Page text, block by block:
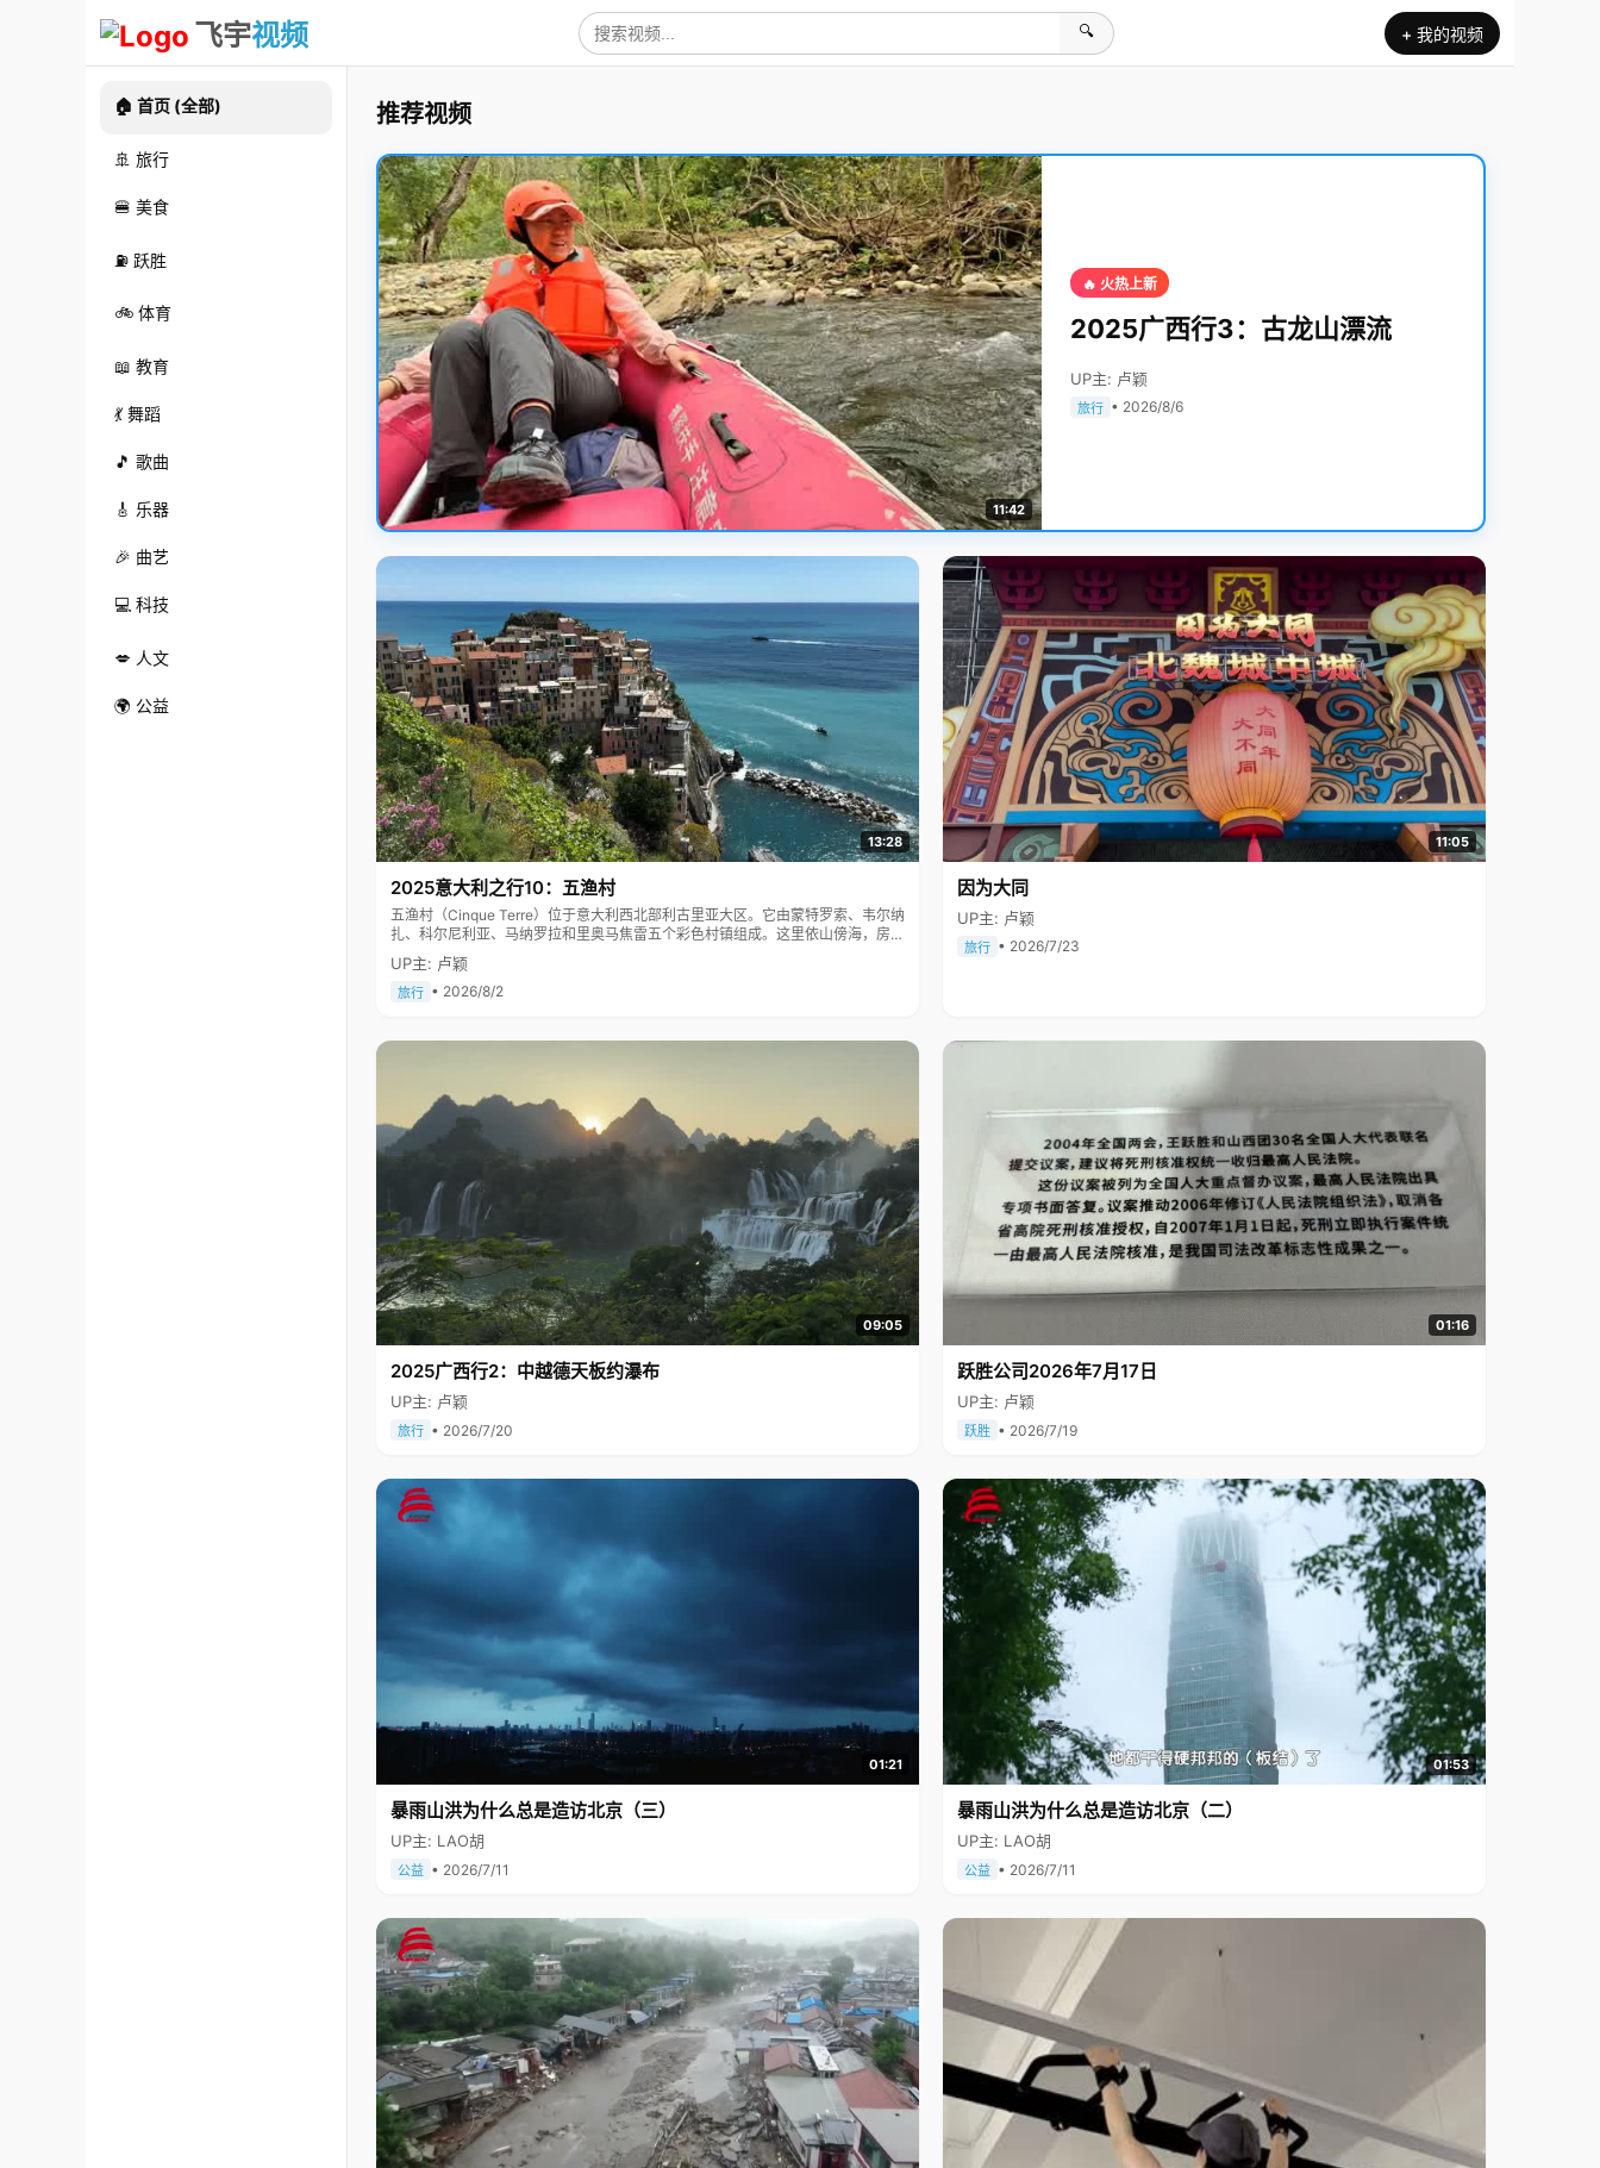
飞宇视频 🔍 + 我的视频
🏠 首页 (全部)
🚢 旅行
🍔 美食
⛽ 跃胜
🚲 体育
📖 教育
💃 舞蹈
🎵 歌曲
🎸 乐器
🎉 曲艺
💻 科技
💋 人文
🌍 公益
推荐视频
11:42
🔥 火热上新
2025广西行3：古龙山漂流
UP主: 卢颖
旅行 • 2026/8/6
13:28
2025意大利之行10：五渔村
五渔村（Cinque Terre）位于意大利西北部利古里亚大区。它由蒙特罗索、韦尔纳
扎、科尔尼利亚、马纳罗拉和里奥马焦雷五个彩色村镇组成。这里依山傍海，房屋
色彩斑斓，1997年被列为世界文化遗产。
UP主: 卢颖
旅行 • 2026/8/2
11:05
因为大同
UP主: 卢颖
旅行 • 2026/7/23
09:05
2025广西行2：中越德天板约瀑布
UP主: 卢颖
旅行 • 2026/7/20
01:16
跃胜公司2026年7月17日
UP主: 卢颖
跃胜 • 2026/7/19
01:21
暴雨山洪为什么总是造访北京（三）
UP主: LAO胡
公益 • 2026/7/11
01:53
暴雨山洪为什么总是造访北京（二）
UP主: LAO胡
公益 • 2026/7/11